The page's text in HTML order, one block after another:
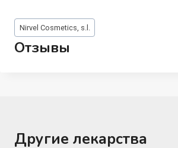
Метки
записи:
Nirvel Cosmetics, s.l.
Отзывы
Другие лекарства